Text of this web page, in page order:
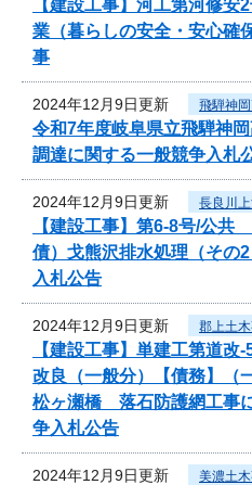
【建設工事】河工第河修
業（暮らしの安全・安心
事
2024年12月9日更新 飛騨神
令和7年度岐阜県立飛騨神
調達に関する一般競争入札
2024年12月9日更新 長良川
【建設工事】第6-8号/公
債）戈熊沢排水処理（その
入札公告
2024年12月9日更新 郡上土
【建設工事】単建工第道
改良（一般分）【債務】（
松ヶ瀬橋 落石防護網工事
争入札公告
2024年12月9日更新 美濃土